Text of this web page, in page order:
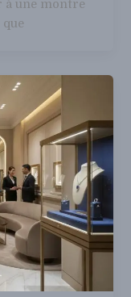
à une montre